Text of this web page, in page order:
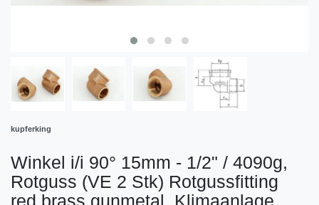
kupferking
Winkel i/i 90° 15mm - 1/2" / 4090g,
Rotguss (VE 2 Stk) Rotgussfitting
red brass gunmetal, Klimaanlage